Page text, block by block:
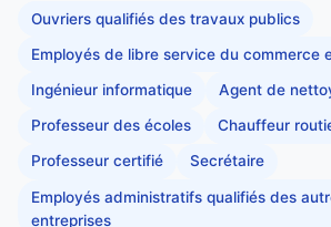
Ouvriers qualifiés des travaux publics
Employés de libre service du commerce
Ingénieur informatique Agent de
Professeur des écoles Chauffeur
Professeur certifié Secrétaire
Employés administratifs qualifiés des
entreprises